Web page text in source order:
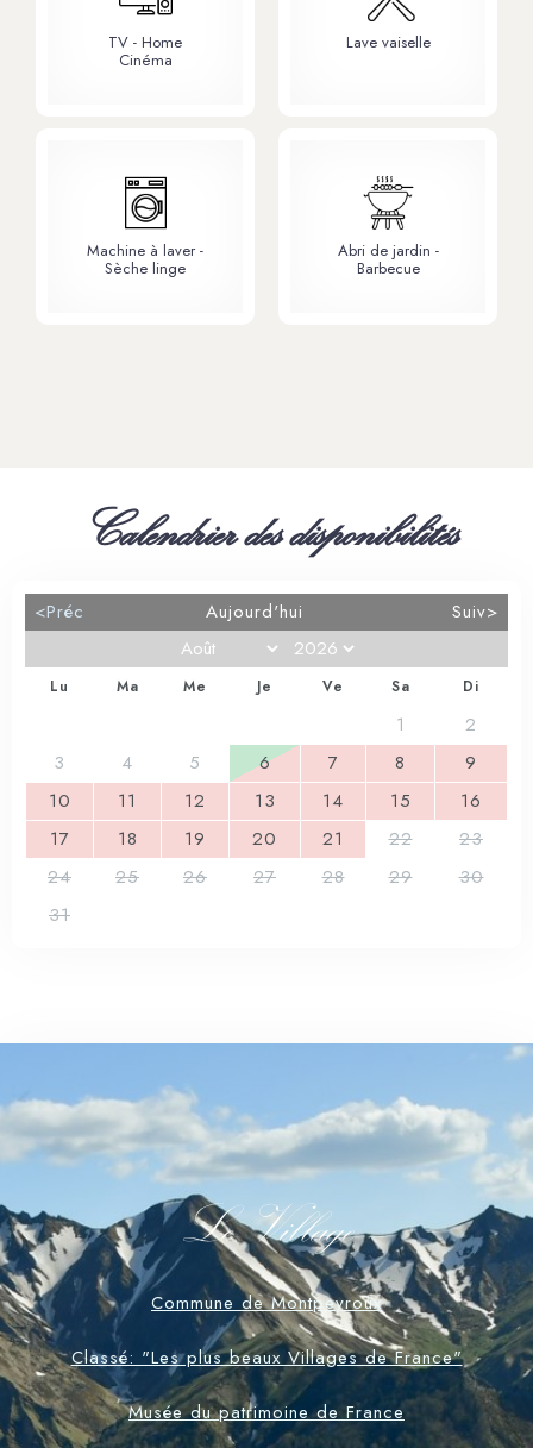
TV - Home
Cinéma
Lave vaiselle
Machine à laver -
Sèche linge
Abri de jardin -
Barbecue
Calendrier des disponibilités
<Préc Aujourd'hui Suiv>
Lu Ma Me Je Ve Sa Di
1
2
3
4 5 6 7 8
9
10
11 12 13 14 15
16
17
18 19 20 21 22
23
24
25 26 27 28 29
30
31
Le Village
Commune de Montpeyroux
Classé: "Les plus beaux Villages de France"
Musée du patrimoine de France